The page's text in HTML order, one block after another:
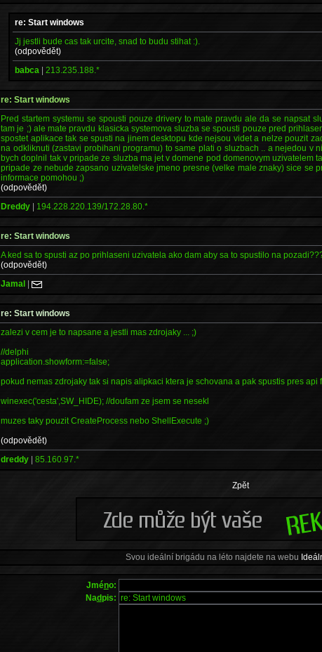
re: Start windows
Jj jestli bude cas tak urcite, snad to budu stihat :).
(odpovědět)
babca |213.235.188.*
re: Start windows
Pred startem systemu se spousti pouze drivery to mate pravdu ale da se napsat
tam je ;) ale mate pravdu klasicka systemova sluzba se spousti pouze pred
spostet aplikace tak se spusti na jinem desktopu kde nejsou videt a nelze pouzit
na odkliknuti (zastavi probihani programu) to same plati o sluzbach .. a nejedou v
bych doplnil tak v pripade ze sluzba ma jet v domene pod domenovym uzivatelem
pripade ze nebude zapsano uzivatelske jmeno presne (velke male znaky) sice se
informace pomohou ;)
(odpovědět)
Dreddy | 194.228.220.139/172.28.80.*
re: Start windows
A ked sa to spusti az po prihlaseni uzivatela ako dam aby sa to spustilo na
(odpovědět)
Jamal |
re: Start windows
zalezi v cem je to napsane a jestli mas zdrojaky ... ;)
//delphi
application.showform:=false;
pokud nemas zdrojaky tak si napis alipkaci ktera je schovana a pak spustis pres api
winexec('cesta',SW_HIDE); //doufam ze jsem se nesekl
muzes taky pouzit CreateProcess nebo ShellExecute ;)
(odpovědět)
dreddy |85.160.97.*
Zpět
Svou ideální brigádu na léto najdete na webu
Jméno:
Nadpis: